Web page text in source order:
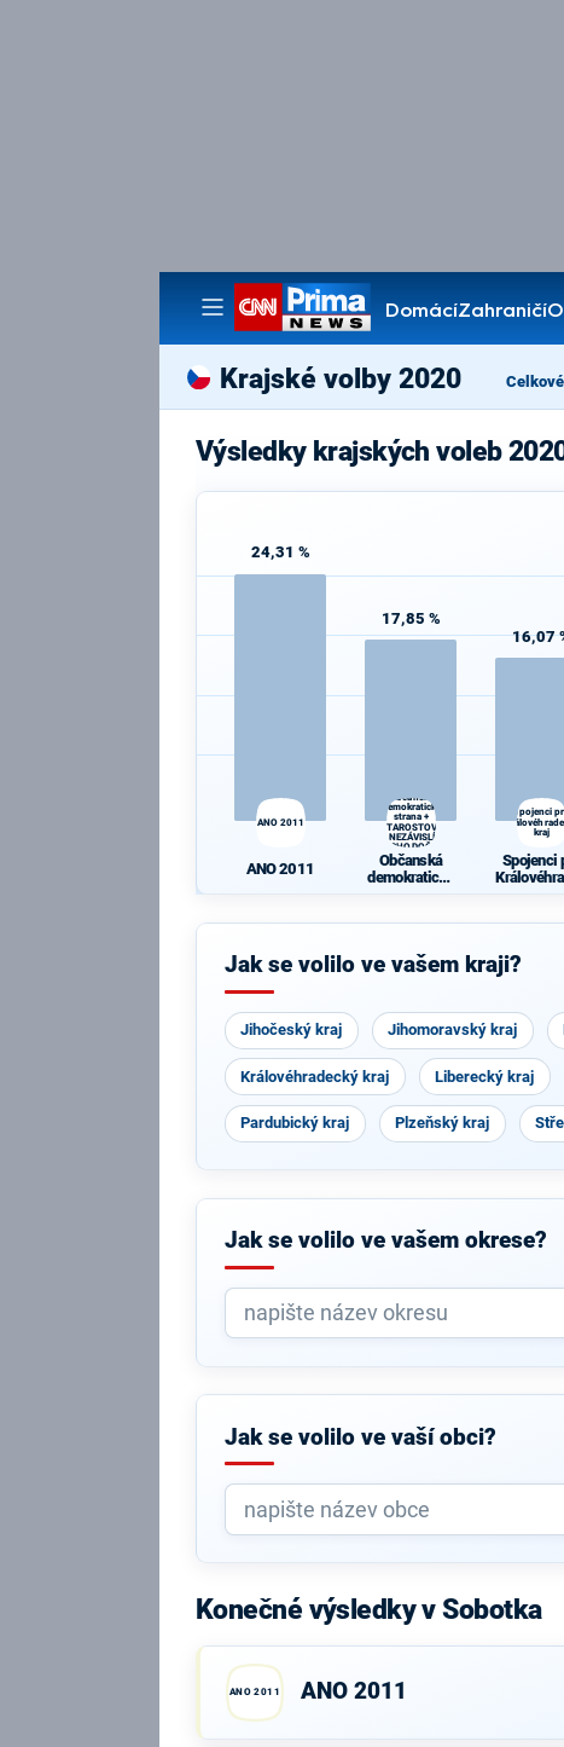
DomácíZahraničí
Pořady
Krajské volby 2020
Výsledky krajských voleb
24,31 %
ANO 2011
ANO 2011
17,85 %
Občanská
demokratická
strana +
STAROSTOVÉ
A NEZÁVISLÍ a
VÝCHODOČEŠI
Občanská
demokratická
A NEZÁVISLÍ
VÝCHODOČE
16,07
Spojenci
kraj
Spojenci
Jak se volilo ve vašem kraji?
Jihočeský kraj Jihomoravský kraj
Královéhradecký kraj Liberecký kraj
Pardubický kraj Plzeňský kraj
Jak se volilo ve vašem okrese?
Jak se volilo ve vaší obci?
Konečné výsledky v Sobotka
ANO 2011 ANO 2011